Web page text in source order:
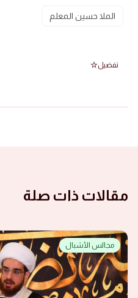
الملا حسين المعلم
تفضيل
مقالات ذات صلة
مجالس الأشبال